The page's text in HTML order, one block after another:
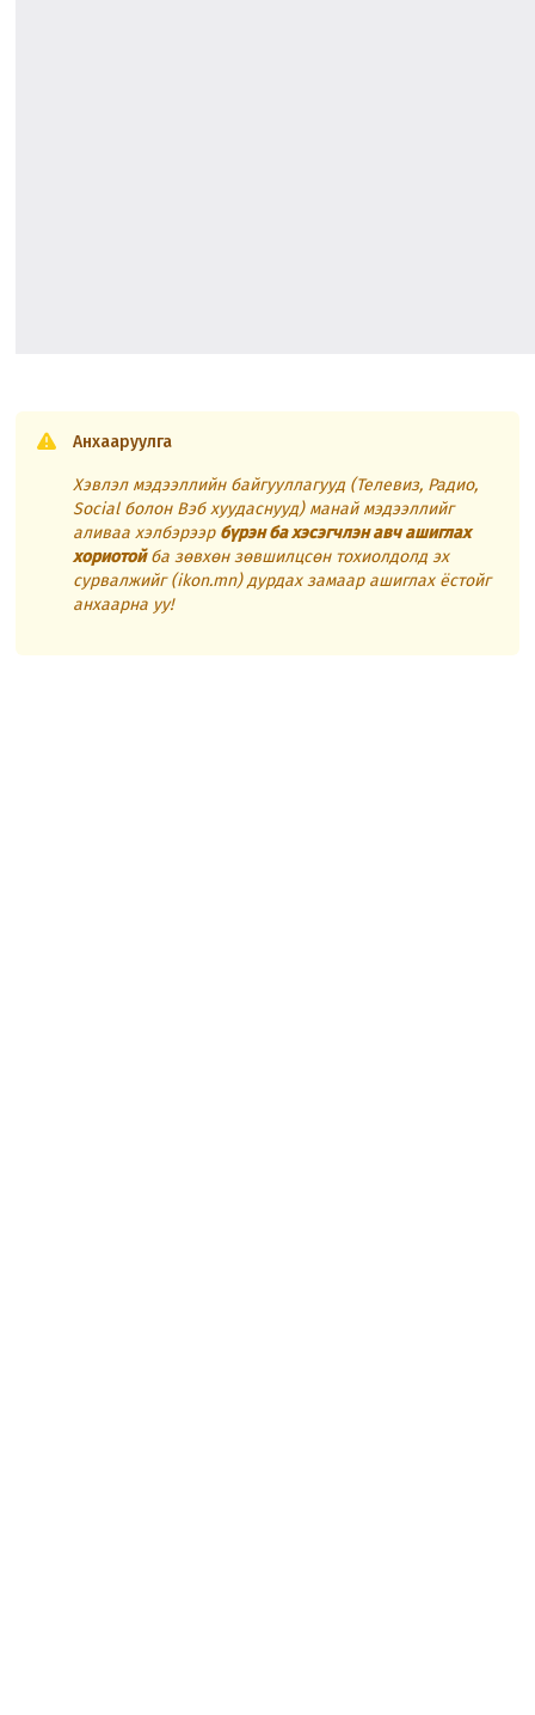
Анхааруулга
Хэвлэл мэдээллийн байгууллагууд (Телевиз, Радио,
Social болон Вэб хуудаснууд) манай мэдээллийг
аливаа хэлбэрээр бүрэн ба хэсэгчлэн авч ашиглах
хориотойба зөвхөн зөвшилцсөн тохиолдолд эх
сурвалжийг (ikon.mn) дурдах замаар ашиглах ёстойг
анхаарна уу!